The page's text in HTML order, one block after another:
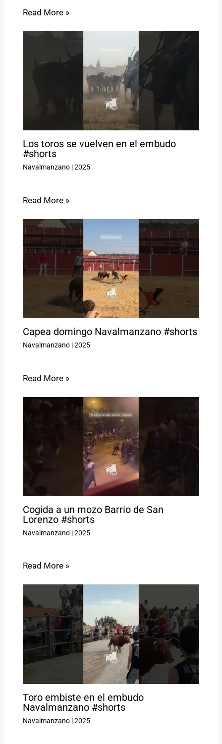
Read More »
Los toros se vuelven en el embudo
#shorts
Navalmanzano|2025
Read More »
Capea domingo Navalmanzano #shorts
Navalmanzano|2025
Read More »
Cogida a un mozo Barrio de San
Lorenzo #shorts
Navalmanzano|2025
Read More »
Toro embiste en el embudo
Navalmanzano #shorts
Navalmanzano|2025